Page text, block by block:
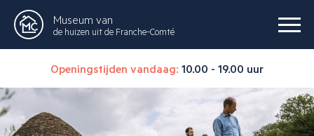
Museum van
de huizen uit de Franche-Comté
Openingstijden vandaag: 10.00 - 19.00 uur